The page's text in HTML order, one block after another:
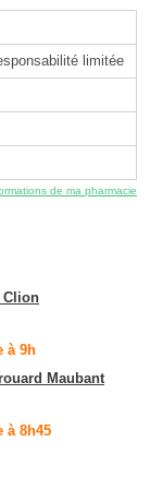
limitée
de ma pharmacie
Clion
à 9h
Maubant
à 8h45